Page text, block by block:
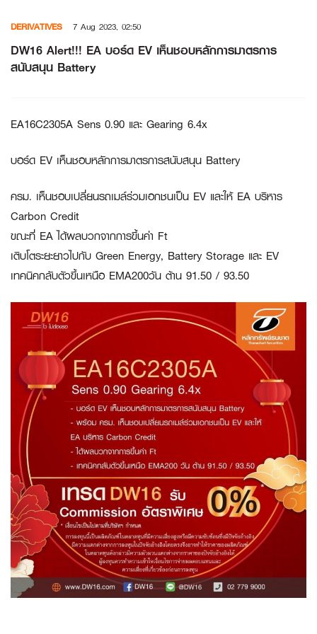
content
DERIVATIVES 7 Aug 2023, 02:50
DW16 Alert!!! EA บอร์ด EV เห็นชอบหลักการมาตรการ
สนับสนุน Battery
EA16C2305A Sens 0.90 และ Gearing 6.4x
บอร์ด EV เห็นชอบหลักการมาตรการสนับสนุน Battery
ครม. เห็นชอบเปลี่ยนรถเมล์ร่วมเอกชนเป็น EV และให้ EA บริหาร
Carbon Credit
ขณะที่ EA ได้ผลบวกจากการขึ้นค่า Ft
เติบโตระยะยาวไปกับ Green Energy, Battery Storage และ EV
เทคนิคกลับตัวขึ้นเหนือ EMA200วัน ต้าน 91.50 / 93.50